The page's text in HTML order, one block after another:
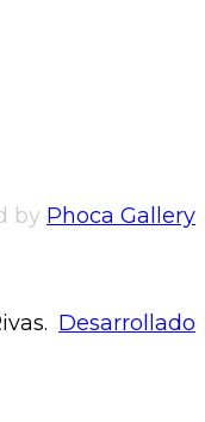
by Phoca Gallery
Desarrollado